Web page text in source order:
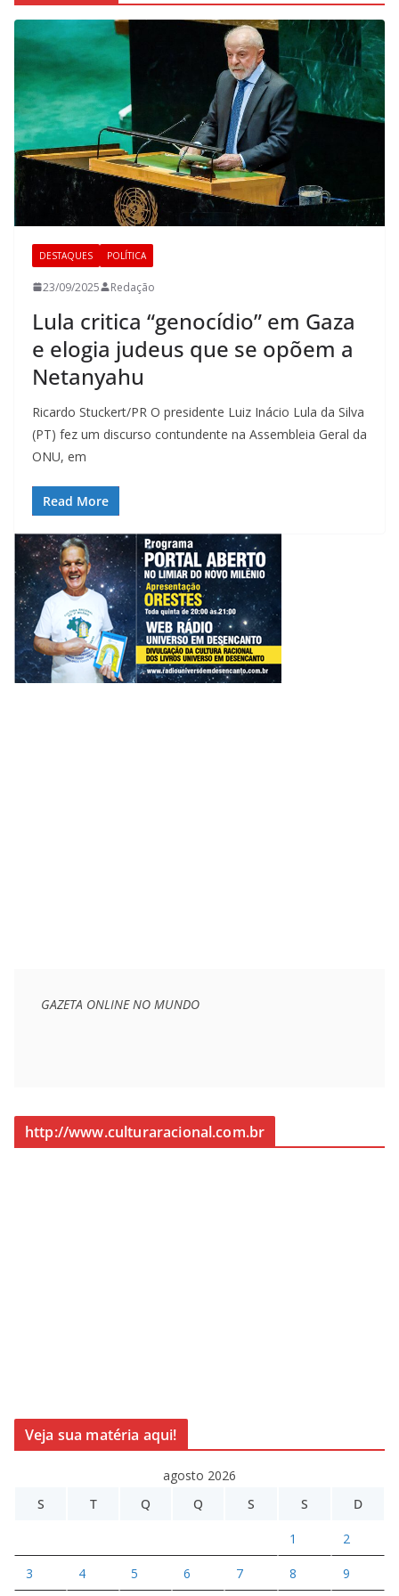
DESTAQUES POLÍTICA
23/09/2025 Redação
Lula critica “genocídio” em Gaza
e elogia judeus que se opõem a
Netanyahu
Ricardo Stuckert/PR O presidente Luiz Inácio Lula da Silva
(PT) fez um discurso contundente na Assembleia Geral da
ONU, em
Read More
GAZETA ONLINE NO MUNDO
http://www.culturaracional.com.br
Veja sua matéria aqui!
agosto 2026
S
T Q Q S S D
1 2
3 4 5 6 7 8 9